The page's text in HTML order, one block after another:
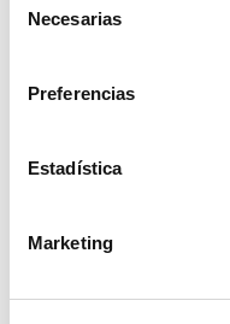
Necesarias
Preferencias
Estadística
Marketing
Seguridad
Multimedia
Confort